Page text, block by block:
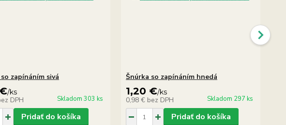
zapínáním sivá
/ks
DPH Skladom 303 ks
Pridať do košíka
Šnúrka so zapínáním hnedá
1,20 €/ks
0,98 € bez DPH Skladom 297 ks
Pridať do košíka